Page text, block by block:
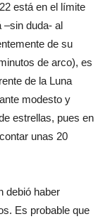
está en el límite
–sin duda- al
de su
de arco), es
de la Luna
modesto y
estrellas, pues en
unas 20
debió haber
Es probable que